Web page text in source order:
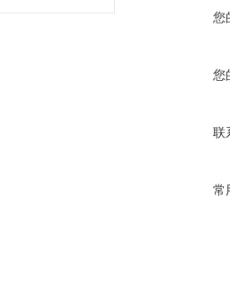
您
您
联
常